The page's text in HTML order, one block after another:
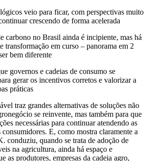
veio para ficar, com perspectivas muito
crescendo de forma acelerada
carbono no Brasil ainda é incipiente, mas há
transformação em curso – panorama em 2
bem diferente
governos e cadeias de consumo se
gerar os incentivos corretos e valorizar a
práticas
traz grandes alternativas de soluções não
se reinvente, mas também para que
necessárias para continuar atendendo as
consumidores. E, como mostra claramente a
conduziu, quando se trata de adoção de
na agricultura, ainda há espaço e
as produtores, empresas da cadeia agro,